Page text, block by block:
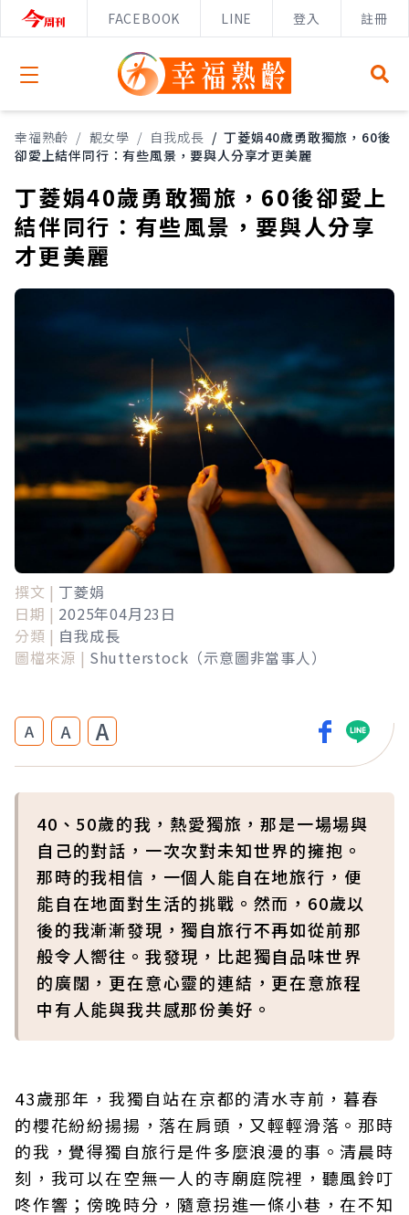
FACEBOOK LINE 登入 註冊
Open menu
幸福熟齡 / 靚女學 / 自我成長 / 丁菱娟40歲勇敢獨旅，60後
卻愛上結伴同行：有些風景，要與人分享才更美麗
丁菱娟40歲勇敢獨旅，60後卻愛上
結伴同行：有些風景，要與人分享
才更美麗
撰文 | 丁菱娟
日期 | 2025年04月23日
分類 | 自我成長
圖檔來源 | Shutterstock（示意圖非當事人）
A A A
40、50歲的我，熱愛獨旅，那是一場場與
自己的對話，一次次對未知世界的擁抱。
那時的我相信，一個人能自在地旅行，便
能自在地面對生活的挑戰。然而，60歲以
後的我漸漸發現，獨自旅行不再如從前那
般令人嚮往。我發現，比起獨自品味世界
的廣闊，更在意心靈的連結，更在意旅程
中有人能與我共感那份美好。
43歲那年，我獨自站在京都的清水寺前，暮春
的櫻花紛紛揚揚，落在肩頭，又輕輕滑落。那時
的我，覺得獨自旅行是件多麼浪漫的事。清晨時
刻，我可以在空無一人的寺廟庭院裡，聽風鈴叮
咚作響；傍晚時分，隨意拐進一條小巷，在不知